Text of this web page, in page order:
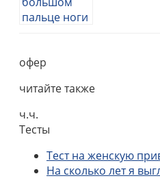
офер
читайте также
ч.ч.
Тесты
Тест на женскую
На сколько лет я